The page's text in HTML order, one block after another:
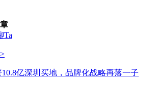
Ta
亿深圳买地，品牌化战略再落一子